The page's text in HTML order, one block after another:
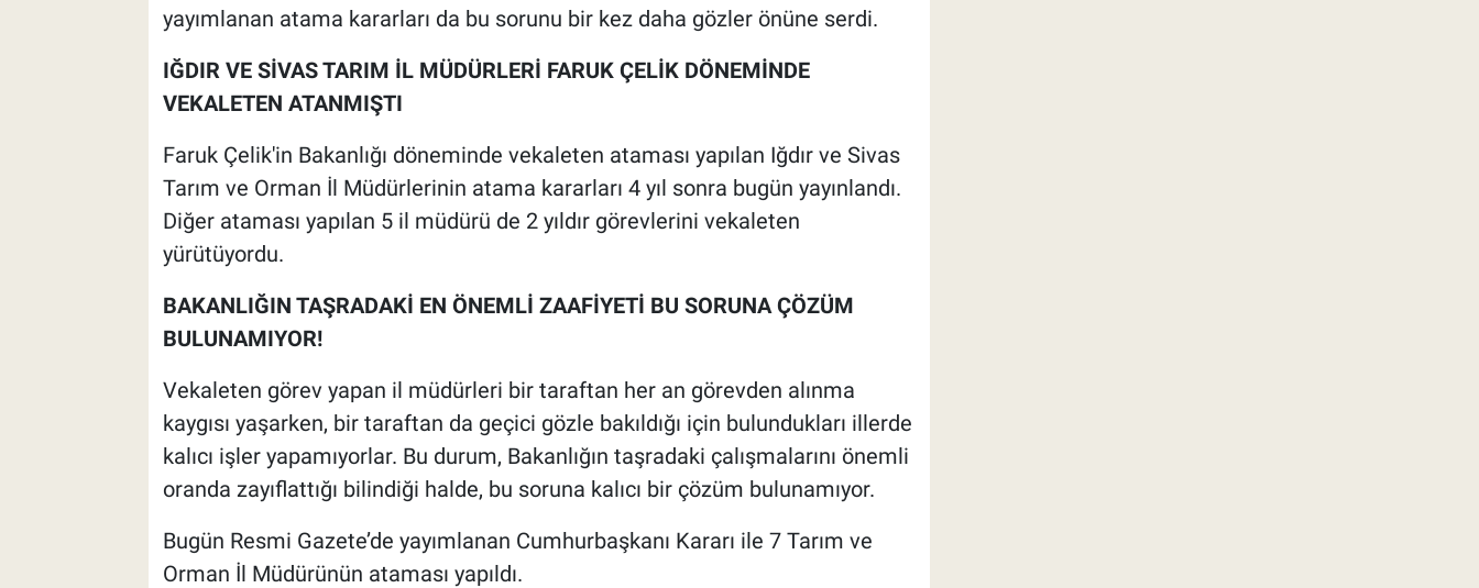
yayımlanan atama kararları da bu sorunu bir kez daha gözler önüne serdi.
IĞDIR VE SİVAS TARIM İL MÜDÜRLERİ FARUK ÇELİK DÖNEMİNDE
VEKALETEN ATANMIŞTI
Faruk Çelik'in Bakanlığı döneminde vekaleten ataması yapılan Iğdır ve Sivas
Tarım ve Orman İl Müdürlerinin atama kararları 4 yıl sonra bugün yayınlandı.
Diğer ataması yapılan 5 il müdürü de 2 yıldır görevlerini vekaleten
yürütüyordu.
BAKANLIĞIN TAŞRADAKİ EN ÖNEMLİ ZAAFİYETİ BU SORUNA ÇÖZÜM
BULUNAMIYOR!
Vekaleten görev yapan il müdürleri bir taraftan her an görevden alınma
kaygısı yaşarken, bir taraftan da geçici gözle bakıldığı için bulundukları illerde
kalıcı işler yapamıyorlar. Bu durum, Bakanlığın taşradaki çalışmalarını önemli
oranda zayıflattığı bilindiği halde, bu soruna kalıcı bir çözüm bulunamıyor.
Bugün Resmi Gazete’de yayımlanan Cumhurbaşkanı Kararı ile 7 Tarım ve
Orman İl Müdürünün ataması yapıldı.